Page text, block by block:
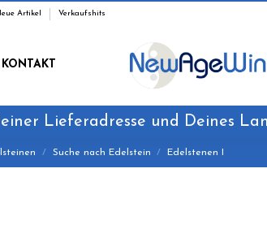
Artikel Verkaufshits
KONTAKT
Lieferadresse und Deines
Suche nach Edelstein Edelstenen I